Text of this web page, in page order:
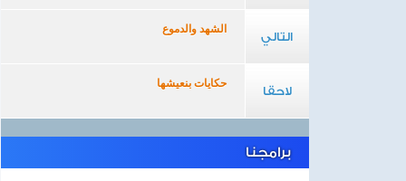
التالي
الشهد والدموع
لاحقا
حكايات بنعيشها
برامجنا